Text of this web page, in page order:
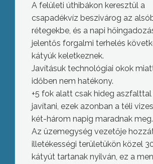
A felületi úthibákon keresztül a
csapadékvíz beszivárog az
rétegekbe, és a napi
jelentős forgalmi terhelés
kátyúk keletkeznek.
Javításuk technológiai okok
időben nem hatékony.
+5 fok alatt csak hideg
javítani, ezek azonban a téli
két-három napig maradnak meg.
Az üzemegység vezetője
illetékességi területükön közel
kátyút tartanak nyilván, ez a